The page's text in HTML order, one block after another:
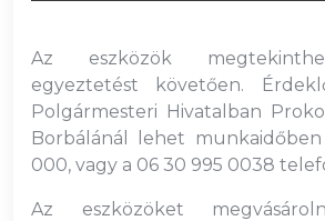
Az eszközök
egyeztetést követően.
Polgármesteri Hivatalban
Borbálánál lehet
000, vagy a 06 30 995 0038
Az eszközöket